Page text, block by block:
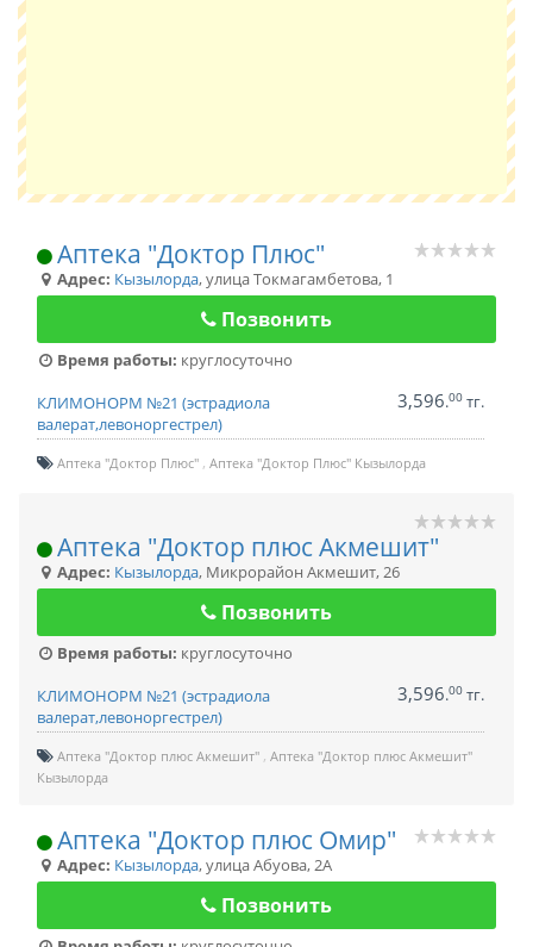
Аптека "Доктор Плюс"
Адрес: Кызылорда,улица Токмагамбетова, 1
Позвонить
Время работы: круглосуточно
КЛИМОНОРМ №21 (эстрадиола
валерат,левоноргестрел)
3,596.00 тг.
Аптека "Доктор Плюс" Аптека "Доктор Плюс" Кызылорда
Аптека "Доктор плюс Акмешит"
Адрес: Кызылорда, Микрорайон Акмешит, 26
Позвонить
Время работы: круглосуточно
КЛИМОНОРМ №21 (эстрадиола
валерат,левоноргестрел)
3,596.00 тг.
Аптека "Доктор плюс Акмешит" Аптека "Доктор плюс Акмешит"
Кызылорда
Аптека "Доктор плюс Омир"
Адрес: Кызылорда,улица Абуова, 2А
Позвонить